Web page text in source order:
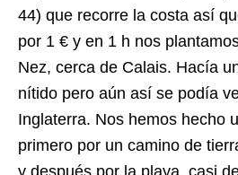
44) que recorre la costa así
por 1 € y en 1 h nos
Nez, cerca de Calais. Hacía
nítido pero aún así se podía
Inglaterra. Nos hemos hecho
primero por un camino de